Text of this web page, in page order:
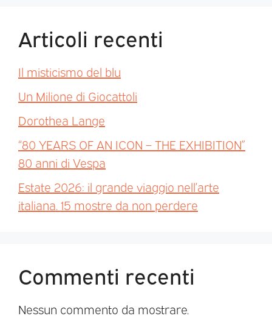
Articoli recenti
Il misticismo del blu
Un Milione di Giocattoli
Dorothea Lange
“80 YEARS OF AN ICON – THE EXHIBITION”
80 anni di Vespa
Estate 2026: il grande viaggio nell’arte
italiana. 15 mostre da non perdere
Commenti recenti
Nessun commento da mostrare.